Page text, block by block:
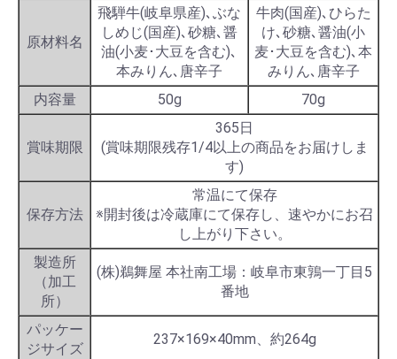
原材料名
飛騨牛(岐阜県産)､ぶな
しめじ(国産)､砂糖､醤
油(小麦･大豆を含む)､
本みりん､唐辛子
牛肉(国産)､ひらた
け､砂糖､醤油(小
麦･大豆を含む)､本
みりん､唐辛子
内容量
50g 70g
賞味期限
365日
(賞味期限残存1/4以上の商品をお届けしま
す)
保存方法
常温にて保存
※開封後は冷蔵庫にて保存し、速やかにお召
し上がり下さい。
製造所
（加工
所）
(株)鵜舞屋 本社南工場：岐阜市東鶉一丁目5
番地
パッケー
ジサイズ
237×169×40mm、約264g